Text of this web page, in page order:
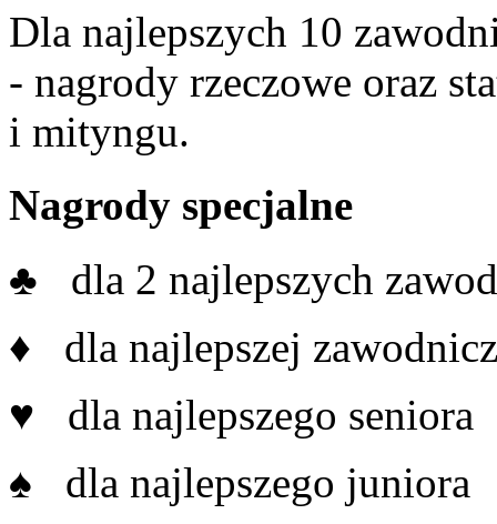
Dla najlepszych 10
- nagrody rzeczowe oraz
i mityngu.
Nagrody specjalne
♣ dla 2 najlepszych
♦ dla najlepszej
♥ dla najlepszego seniora
♠ dla najlepszego juniora